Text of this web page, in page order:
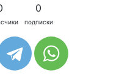
0
подписки